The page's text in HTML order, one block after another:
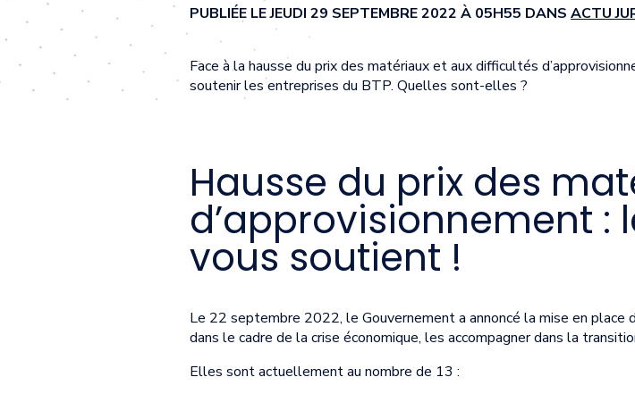
PUBLIÉE LE JEUDI 29 SEPTEMBRE 2022 À 05H55 DANS ACTU
Face à la hausse du prix des matériaux et aux difficultés
soutenir les entreprises du BTP. Quelles sont-elles ?
Hausse du prix des
d’approvisionnement :
vous soutient !
Le 22 septembre 2022, le Gouvernement a annoncé la mise en
dans le cadre de la crise économique, les accompagner dans la
Elles sont actuellement au nombre de 13 :